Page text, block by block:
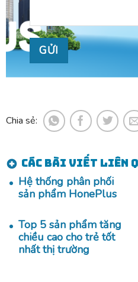
Chia sẻ:
Các bài viết liên
Hệ thống phân phối
sản phẩm HonePlus
Top 5 sản phẩm tăng
chiều cao cho trẻ tốt
nhất thị trường